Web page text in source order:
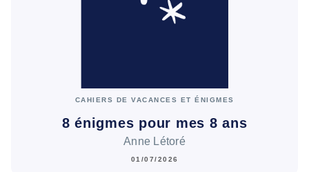
CAHIERS DE VACANCES ET ÉNIGMES
8 énigmes pour mes 8 ans
Anne Létoré
01/07/2026